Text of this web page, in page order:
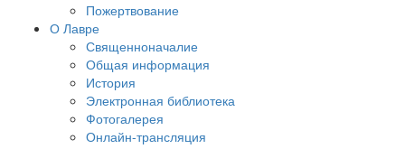
Пожертвование
О Лавре
Священноначалие
Общая информация
История
Электронная библиотека
Фотогалерея
Онлайн-трансляция